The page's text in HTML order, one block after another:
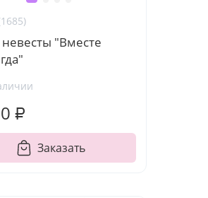
невесты "Вместе
₽
Заказать